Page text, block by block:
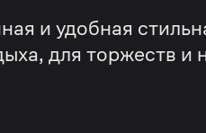
и удобная
для торжеств и